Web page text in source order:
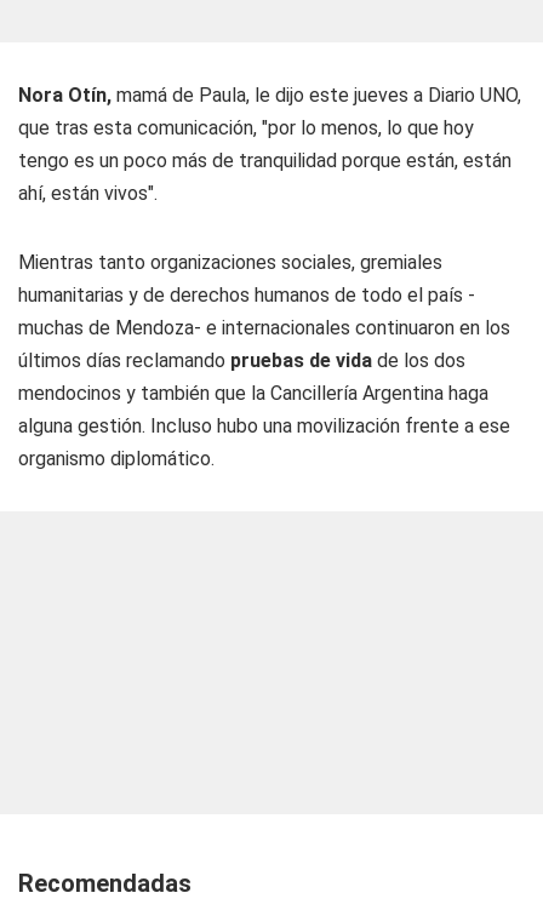
Nora Otín, mamá de Paula, le dijo este jueves a Diario UNO,
que tras esta comunicación, "por lo menos, lo que hoy
tengo es un poco más de tranquilidad porque están, están
ahí, están vivos".
Mientras tanto organizaciones sociales, gremiales
humanitarias y de derechos humanos de todo el país -
muchas de Mendoza- e internacionales continuaron en los
últimos días reclamando pruebas de vida de los dos
mendocinos y también que la Cancillería Argentina haga
alguna gestión. Incluso hubo una movilización frente a ese
organismo diplomático.
Recomendadas